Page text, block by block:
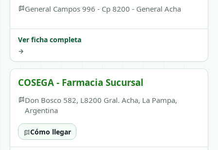
General Campos 996 - Cp 8200 - General Acha
Ver ficha completa
→
COSEGA - Farmacia Sucursal
Don Bosco 582, L8200 Gral. Acha, La Pampa,
Argentina
Cómo llegar